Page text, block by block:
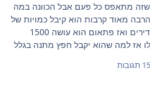
שזה מתאפס כל פעם אבל הכוונה במה
מאוד קרבות הוא קיבל כמויות של
טבעות וחפצים אגדיים ונדירים ואז פתאום הוא עושה 1500
אז למה שהוא יקבל חפץ מתנה בגלל
אין שום סיבה לזה